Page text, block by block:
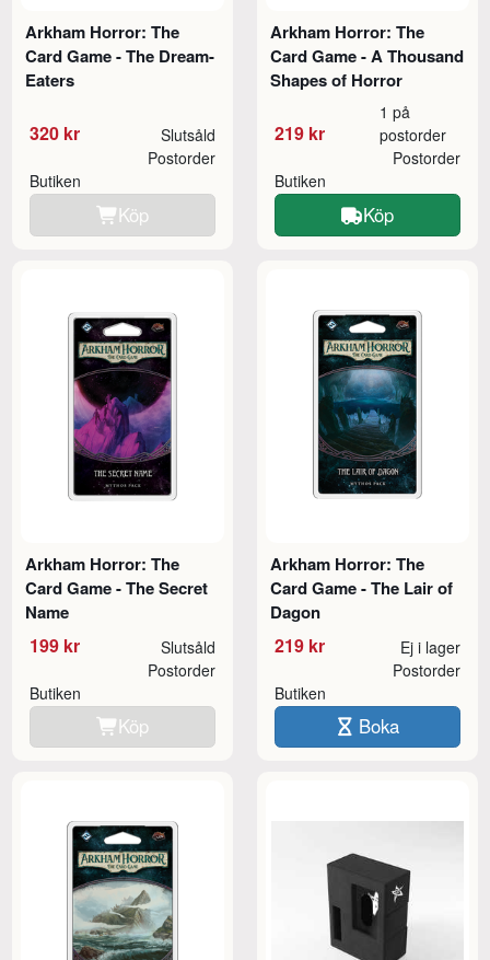
Arkham Horror: The
Card Game - The Dream-
Eaters
320 kr Slutsåld
Butiken
Postorder
Köp
Arkham Horror: The
Card Game - A Thousand
Shapes of Horror
219 kr
1 på
postorder
Butiken
Postorder
Köp
Arkham Horror: The
Card Game - The Secret
Name
199 kr Slutsåld
Butiken
Postorder
Köp
Arkham Horror: The
Card Game - The Lair of
Dagon
219 kr Ej i lager
Butiken
Postorder
Boka